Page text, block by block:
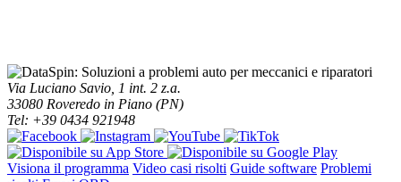
Via Luciano Savio, 1 int. 2 z.a.
33080 Roveredo in Piano (PN)
Tel: +39 0434 921948
Visiona il programma Video casi risolti Guide software Problemi